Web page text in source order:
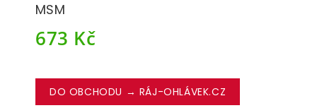
MSM
673 Kč
DO OBCHODU → RÁJ-OHLÁVEK.CZ